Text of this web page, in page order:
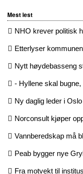
Mest lest
NHO krever politisk
Etterlyser
Nytt høydebasseng
- Hyllene skal
Ny daglig leder i
Norconsult kjøper
Vannberedskap må
Peab bygger nye
Fra motvekt til